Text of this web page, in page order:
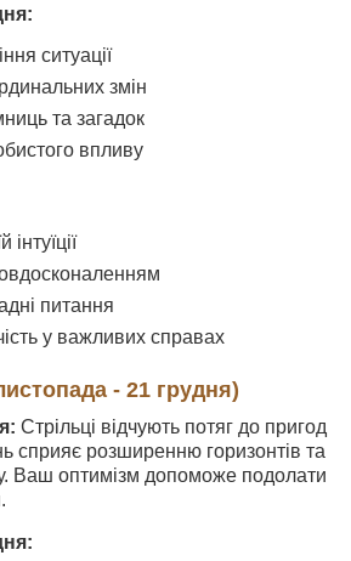
ситуації
змін
та загадок
впливу
питання
у важливих справах
- 21 грудня)
Стрільці відчують потяг до пригод
сприяє розширенню горизонтів та
Ваш оптимізм допоможе подолати